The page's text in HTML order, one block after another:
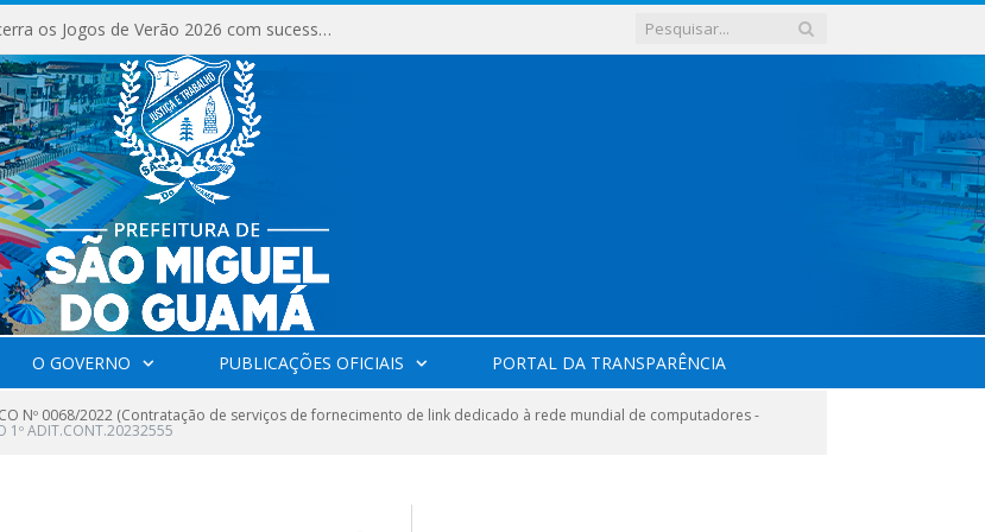
São Miguel do Guamá encerra os Jogos de Verão 2026 com sucesso de público e competições.
O GOVERNO PUBLICAÇÕES OFICIAIS PORTAL DA TRANSPARÊNCIA
Nº 0068/2022 (Contratação de serviços de fornecimento de link dedicado à rede mundial de computadores -
1º ADIT.CONT.20232555